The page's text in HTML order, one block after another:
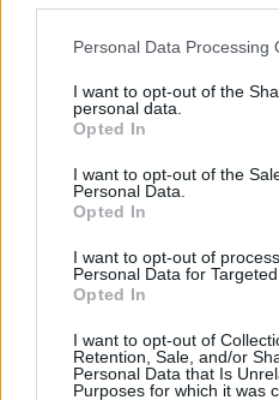
Personal Data Processing
I want to opt-out of the
personal data.
Opted In
I want to opt-out of the
Personal Data.
Opted In
I want to opt-out of
Personal Data for Targeted
Opted In
I want to opt-out of
Retention, Sale, and/or
Personal Data that Is
Purposes for which it was
Τεχνόπολη: Με νέο
καλοκαιρινή
Μουζουράκης - Δείτε
Αποδέχομαι
και την
X